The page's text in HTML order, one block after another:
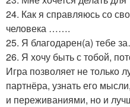
24. Как я справляюсь со
человека …….
25. Я благодарен(а) тебе
26. Я хочу быть с тобой,
Игра позволяет не только
партнёра, узнать его
и переживаниями, но и